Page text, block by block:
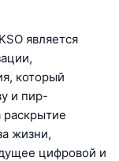
является
который
и пир-
раскрытие
жизни,
цифровой и